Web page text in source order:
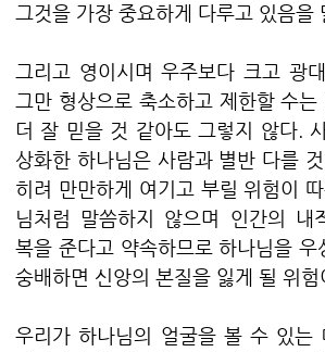
그것을 가장 중요하게 다루고 있음을
그리고 영이시며 우주보다 크고 광
그만 형상으로 축소하고 제한할 수는
더 잘 믿을 것 같아도 그렇지 않다.
상화한 하나님은 사람과 별반 다를
히려 만만하게 여기고 부릴 위험이
님처럼 말씀하지 않으며 인간의 내
복을 준다고 약속하므로 하나님을 우
숭배하면 신앙의 본질을 잃게 될 위험
우리가 하나님의 얼굴을 볼 수 있는